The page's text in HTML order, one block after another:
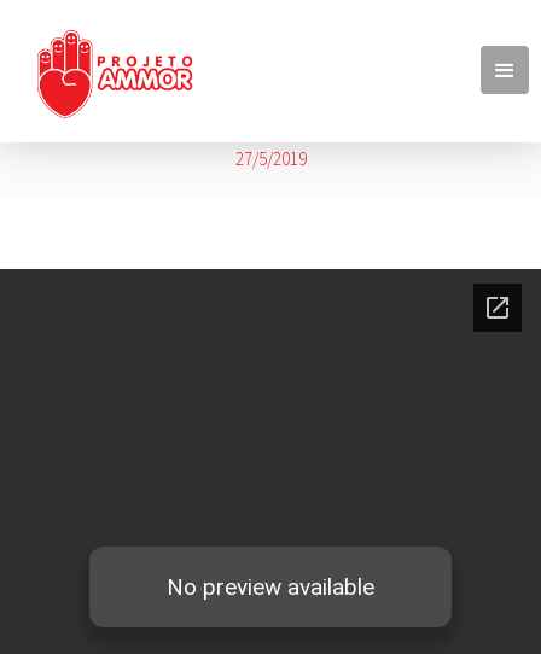
27/5/2019